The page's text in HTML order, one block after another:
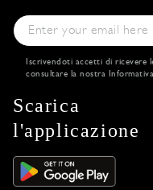
Iscrivendoti accetti di ricevere
consultare la nostra
Scarica
l'applicazione